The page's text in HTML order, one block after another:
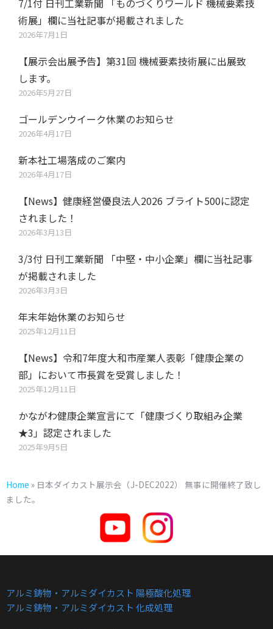
7/1付 日刊工業新聞 「ものづくりワールド 機械要素技
術展」欄に当社記事が掲載されました
2026年7月1日
【展示会出展予告】第31回 機械要素技術展に出展致
します。
2026年5月27日
ゴールデンウイーク休業のお知らせ
2026年4月17日
新本社工場落成のご案内
2026年4月17日
【News】健康経営優良法人2026 ブライト500に認定
されました！
2026年3月13日
3/3付 日刊工業新聞 「中堅・中小企業」欄に当社記事
が掲載されました
2026年3月3日
年末年始休業のお知らせ
2025年12月11日
【News】令和7年度大和市産業人表彰「健康企業の
部」において市長賞を受賞しました！
2025年12月11日
かながわ健康企業宣言にて「健康づくり取組み企業
★3」認定されました
2025年9月5日
Home » 日本ダイカスト展示会（J-DEC2022） 無事に開催終了致し
ました。
アルミ鋳物・アルミダイカスト 陽極酸化処理
アルミ鋳物・アルミダイカスト 化成処理